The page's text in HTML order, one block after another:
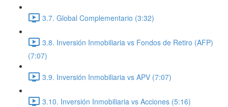
3.7. Global Complementario (3:32)
3.8. Inversión Inmobiliaria vs Fondos de Retiro (AFP)
(7:07)
3.9. Inversión Inmobiliaria vs APV (7:07)
3.10. Inversión Inmobiliaria vs Acciones (5:16)